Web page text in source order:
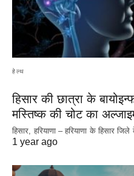
हेल्थ
हिसार की छात्रा के
मस्तिष्क की चोट का
हिसार, हरियाणा – हरियाणा के हिसार
1 year ago